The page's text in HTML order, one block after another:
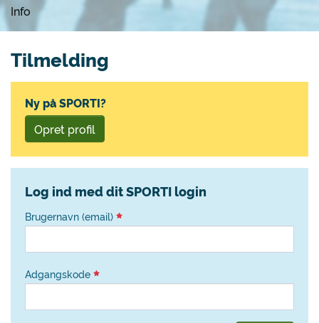
Info
Tilmelding
Ny på SPORTI?
Opret profil
Log ind med dit SPORTI login
Brugernavn (email)
Adgangskode